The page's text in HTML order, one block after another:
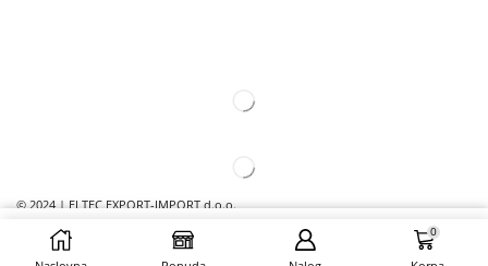
© 2024 | ELTEC EXPORT-IMPORT d.o.o.
DODAJ U ZAHTEV
0